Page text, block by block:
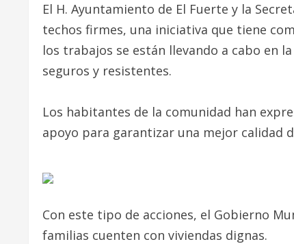
El H. Ayuntamiento de El Fuerte y la
techos firmes, una iniciativa que tiene
los trabajos se están llevando a cabo en
seguros y resistentes.
Los habitantes de la comunidad han
apoyo para garantizar una mejor calidad
Con este tipo de acciones, el Gobierno
familias cuenten con viviendas dignas.